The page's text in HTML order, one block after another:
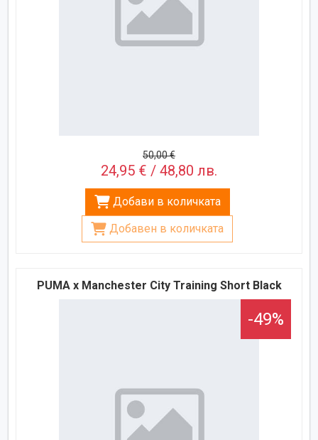
50,00 €
24,95 € / 48,80 лв.
Добави в количката
Добавен в количката
PUMA x Manchester City Training Short Black
-49%